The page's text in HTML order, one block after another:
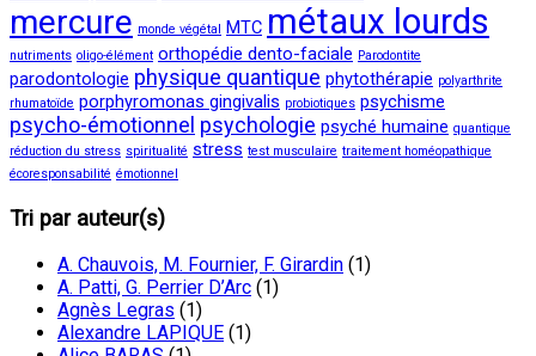
mercure monde végétal MTC métaux lourds
nutriments oligo-élément orthopédie dento-faciale Parodontite
parodontologie physique quantique phytothérapie polyarthrite
rhumatoïde porphyromonas gingivalis probiotiques psychisme
psycho-émotionnel psychologie psyché humaine quantique
réduction du stress spiritualité stress test musculaire traitement homéopathique
écoresponsabilité émotionnel
Tri par auteur(s)
A. Chauvois, M. Fournier, F. Girardin (1)
A. Patti, G. Perrier D’Arc (1)
Agnès Legras (1)
Alexandre LAPIQUE (1)